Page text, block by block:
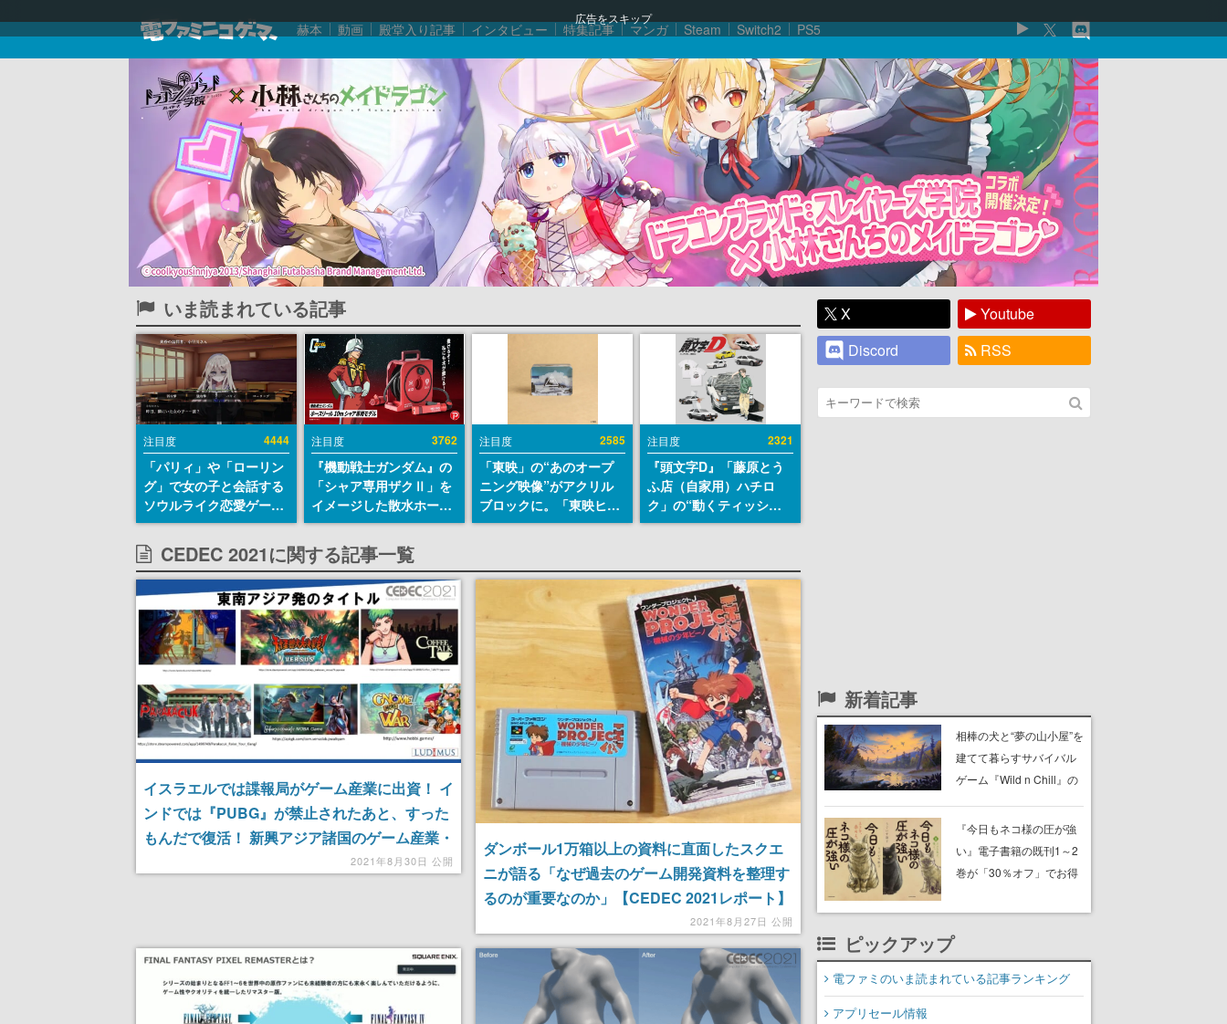
広告をスキップ
赫本 動画 殿堂入り記事 インタビュー 特集記事 マンガ Steam Switch2 PS5
いま読まれている記事
注目度 4444
「パリィ」や「ローリン
グ」で女の子と会話する
ソウルライク恋愛ゲーム
『小早川さんはソウルラ
イク』無料公開。返事に
失敗すると「YOU
DIED」
注目度 3762
『機動戦士ガンダム』の
「シャア専用ザクⅡ」を
イメージした散水ホース
リールが予約開始。本体
にはシャアのパーソナル
マークやジオン公国軍の
エンブレム、型式番号な
どを配置
注目度 2585
「東映」の“あのオープ
ニング映像”がアクリル
ブロックに。「東映ヒス
トリカル グッズコレクシ
注目度 2321
『頭文字D』「藤原とう
ふ店（自家用）ハチロ
ク」の“動くティッシュ
ケース”が買えるポップ
群馬の「イオンモール高
崎」にて、8月11日から8
月20日までの期間限定で
開催予定
CEDEC 2021に関する記事一覧
イスラエルでは諜報局がゲーム産業に出資！ イ
ンドでは『PUBG』が禁止されたあと、すった
もんだで復活！ 新興アジア諸国のゲーム産業・
市場の実態【CEDEC 2021レポート】2021年8月30日 公開
ダンボール1万箱以上の資料に直面したスクエ
ニが語る「なぜ過去のゲーム開発資料を整理す
るのが重要なのか」【CEDEC 2021レポート】
2021年8月27日 公開
X
Youtube
Discord
RSS
新着記事
相棒の犬と“夢の山小屋”を
建てて暮らすサバイバル
ゲーム『Wild n Chill』の
中。ドット絵の大自然
で、喧騒を忘れよう
『今日もネコ様の圧が強
い』電子書籍の既刊1～2
巻が「30％オフ」でお得
たネコたちと、ネコを溺
描く
ピックアップ
電ファミのいま読まれている記事ランキング
アプリセール情報